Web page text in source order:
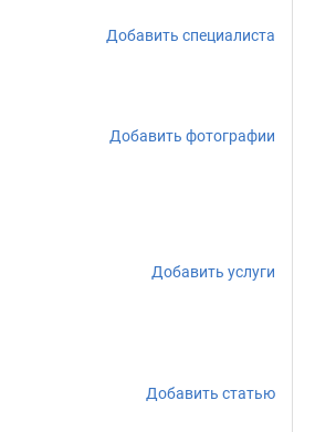
Добавить специалиста
Добавить фотографии
Добавить услуги
Добавить статью